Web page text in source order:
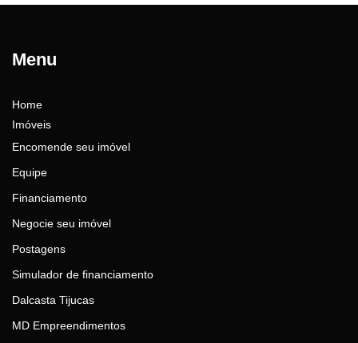
Menu
Home
Imóveis
Encomende seu imóvel
Equipe
Financiamento
Negocie seu imóvel
Postagens
Simulador de financiamento
Dalcasta Tijucas
MD Empreendimentos